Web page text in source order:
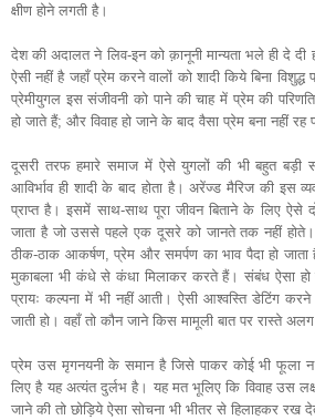
क्षीण होने लगती है।
देश की अदालत ने लिव-इन को क़ानूनी मान्यता भले ही दे दी
ऐसी नहीं है जहाँ प्रेम करने वालों को शादी किये बिना
प्रेमीयुगल इस संजीवनी को पाने की चाह में प्रेम की
हो जाते हैं; और विवाह हो जाने के बाद वैसा प्रेम बना नहीं रह
दूसरी तरफ हमारे समाज में ऐसे युगलों की भी बहुत बड़ी
आविर्भाव ही शादी के बाद होता है। अरेंज्ड मैरिज की इस
प्राप्त है। इसमें साथ-साथ पूरा जीवन बिताने के लिए ऐसे
जाता है जो उससे पहले एक दूसरे को जानते तक नहीं
ठीक-ठाक आकर्षण, प्रेम और समर्पण का भाव पैदा हो जाता
मुकाबला भी कंधे से कंधा मिलाकर करते हैं। संबंध ऐसा हो
प्रायः कल्पना में भी नहीं आती। ऐसी आश्वस्ति डेटिंग करने
जाती हो। वहाँ तो कौन जाने किस मामूली बात पर रास्ते
प्रेम उस मृगनयनी के समान है जिसे पाकर कोई भी फूला न
लिए है यह अत्यंत दुर्लभ है। यह मत भूलिए कि विवाह उस
जाने की तो छोड़िये ऐसा सोचना भी भीतर से हिलाहकर रख